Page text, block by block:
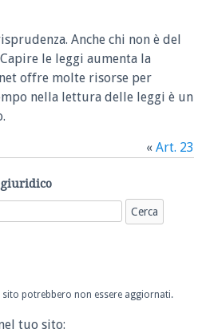
Anche chi non è del
le leggi aumenta la
offre molte risorse per
nella lettura delle leggi è un
« Art. 23
sito potrebbero non essere aggiornati.
tuo sito: